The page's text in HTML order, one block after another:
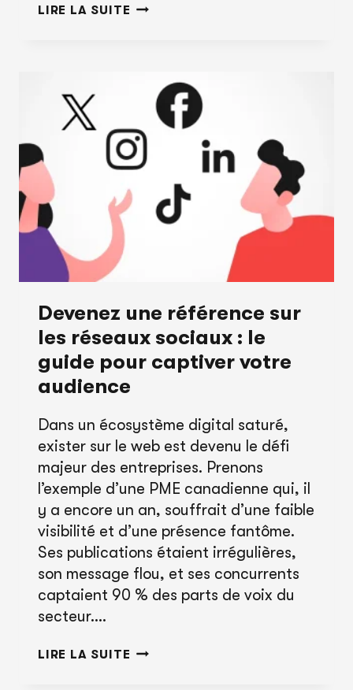
LIRE LA SUITE TRANSFORMER
PLUIE
DE
CONTENUS
COMMENT
MULTIPLIER
PUBLICATIONS
EFFICACEMENT
Devenez une référence sur
les réseaux sociaux : le
guide pour captiver votre
audience
Dans un écosystème digital saturé,
exister sur le web est devenu le défi
majeur des entreprises. Prenons
l’exemple d’une PME canadienne qui, il
y a encore un an, souffrait d’une faible
visibilité et d’une présence fantôme.
Ses publications étaient irrégulières,
son message flou, et ses concurrents
captaient 90 % des parts de voix du
secteur….
LIRE LA SUITE DEVENEZ